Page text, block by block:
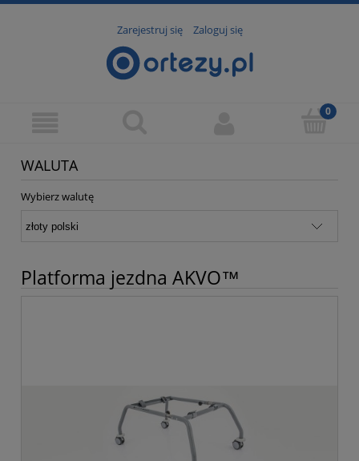
Zarejestruj się Zaloguj się
WALUTA
Wybierz walutę
Platforma jezdna AKVO™